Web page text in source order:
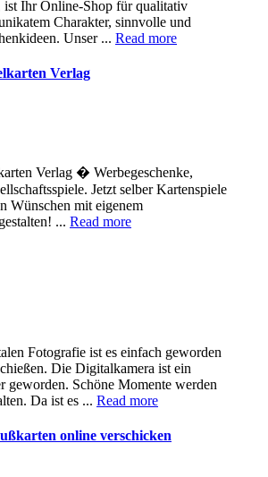
ist Ihr Online-Shop für qualitativ
Charakter, sinnvolle und
Unser ... Read more
Verlag
Verlag � Werbegeschenke,
Jetzt selber Kartenspiele
Wünschen mit eigenem
... Read more
Fotografie ist es einfach geworden
Die Digitalkamera ist ein
geworden. Schöne Momente werden
Da ist es ... Read more
online verschicken